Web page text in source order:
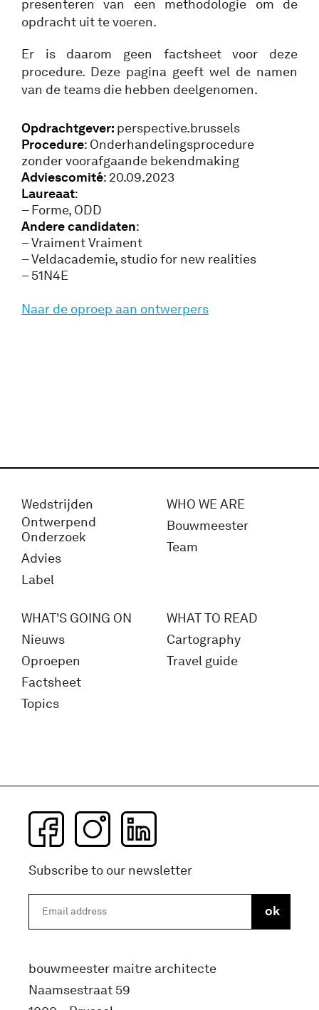
presenteren van een methodologie om de
opdracht uit te voeren.
Er is daarom geen factsheet voor deze
procedure. Deze pagina geeft wel de namen
van de teams die hebben deelgenomen.
Opdrachtgever: perspective.brussels
Procedure: Onderhandelingsprocedure
zonder voorafgaande bekendmaking
Adviescomité: 20.09.2023
Laureaat:
– Forme, ODD
Andere candidaten:
– Vraiment Vraiment
– Veldacademie, studio for new realities
– 51N4E
Naar de oproep aan ontwerpers
Wedstrijden
Ontwerpend
Onderzoek
Advies
Label
WHO WE ARE
Bouwmeester
Team
WHAT'S GOING ON
Nieuws
Oproepen
Factsheet
Topics
WHAT TO READ
Cartography
Travel guide
Subscribe to our newsletter
bouwmeester maitre architecte
Naamsestraat 59